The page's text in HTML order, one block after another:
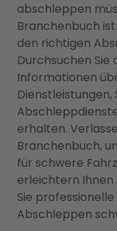
abschleppen
Branchenbuch
den richtigen
Durchsuchen Sie
Informationen
erhalten.
Branchenbuch,
für schwere
erleichtern Ihnen
Sie
Abschleppen